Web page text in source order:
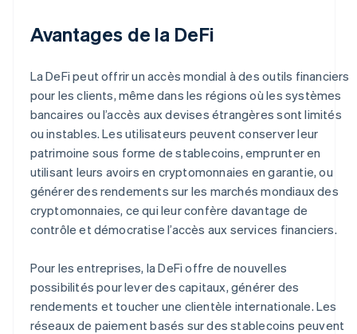
Avantages de la DeFi
La DeFi peut offrir un accès mondial à des outils financiers
pour les clients, même dans les régions où les systèmes
bancaires ou l’accès aux devises étrangères sont limités
ou instables. Les utilisateurs peuvent conserver leur
patrimoine sous forme de stablecoins, emprunter en
utilisant leurs avoirs en cryptomonnaies en garantie, ou
générer des rendements sur les marchés mondiaux des
cryptomonnaies, ce qui leur confère davantage de
contrôle et démocratise l’accès aux services financiers.
Pour les entreprises, la DeFi offre de nouvelles
possibilités pour lever des capitaux, générer des
rendements et toucher une clientèle internationale. Les
réseaux de paiement basés sur des stablecoins peuvent